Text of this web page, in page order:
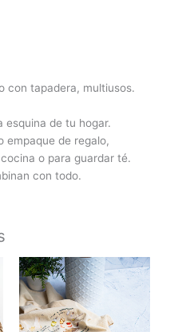
con tapadera, multiusos.
esquina de tu hogar.
empaque de regalo,
o para guardar té.
con todo.